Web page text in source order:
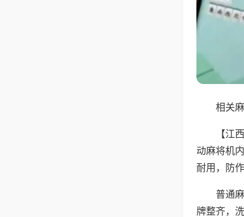
相关
【江
动麻将机
耐用，防
普通
牌整齐，